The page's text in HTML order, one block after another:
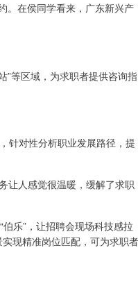
。在侯同学看来，广东新兴产
”等区域，为求职者提供咨询指
针对性分析职业发展路径，提
让人感觉很温暖，缓解了求职
乐”，让招聘会现场科技感拉
现精准岗位匹配，可为求职者